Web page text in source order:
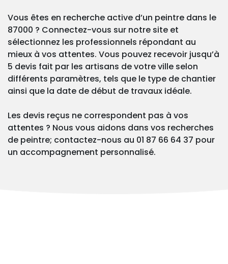
Vous êtes en recherche active d’un peintre dans le
87000 ? Connectez-vous sur notre site et
sélectionnez les professionnels répondant au
mieux à vos attentes. Vous pouvez recevoir jusqu’à
5 devis fait par les artisans de votre ville selon
différents paramètres, tels que le type de chantier
ainsi que la date de début de travaux idéale.
Les devis reçus ne correspondent pas à vos
attentes ? Nous vous aidons dans vos recherches
de peintre; contactez-nous au 01 87 66 64 37 pour
un accompagnement personnalisé.